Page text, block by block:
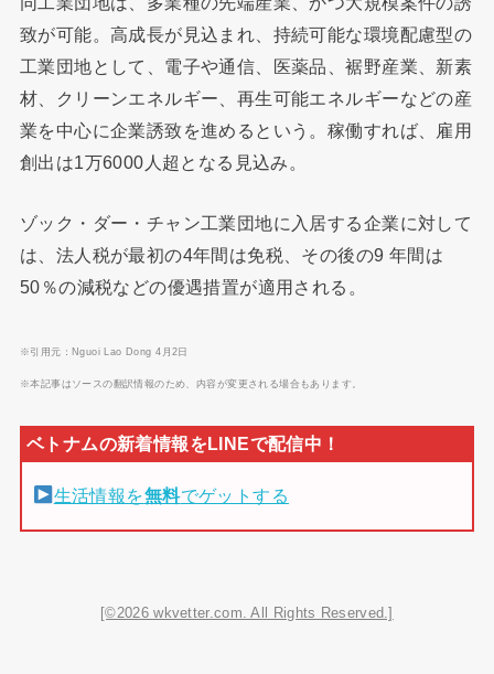
致が可能。高成長が見込まれ、持続可能な環境配慮型の
工業団地として、電子や通信、医薬品、裾野産業、新素
材、クリーンエネルギー、再生可能エネルギーなどの産
業を中心に企業誘致を進めるという。稼働すれば、雇用
創出は1万6000人超となる見込み。
ゾック・ダー・チャン工業団地に入居する企業に対して
は、法人税が最初の4年間は免税、その後の9 年間は
50％の減税などの優遇措置が適用される。
※引用元：Nguoi Lao Dong 4月2日
※本記事はソースの翻訳情報のため、内容が変更される場合もあります。
生活情報を無料でゲットする
[©2026 wkvetter.com. All Rights Reserved.]